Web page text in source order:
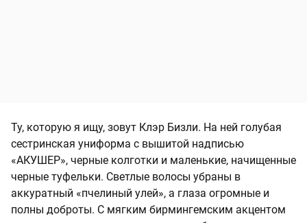
Ту, которую я ищу, зовут Клэр Бизли. На ней голубая
сестринская униформа с вышитой надписью
«АКУШЕР», черные колготки и маленькие, начищенные
черные туфельки. Светлые волосы убраны в
аккуратный «пчелиный улей», а глаза огромные и
полны доброты. С мягким бирмингемским акцентом